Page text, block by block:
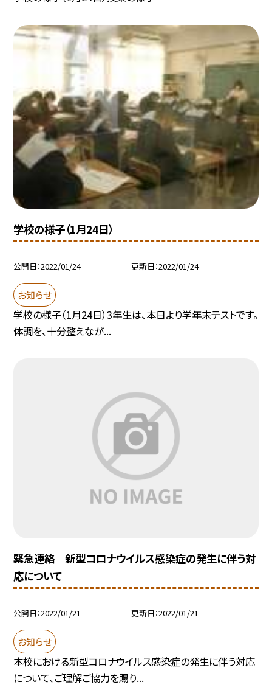
学校の様子（1月24日）
公開日 2022/01/24 更新日 2022/01/24
お知らせ
学校の様子（1月24日）3年生は、本日より学年末テストです。
体調を、十分整えなが...
緊急連絡 新型コロナウイルス感染症の発生に伴う対
応について
公開日 2022/01/21 更新日 2022/01/21
お知らせ
本校における新型コロナウイルス感染症の発生に伴う対応
について、ご理解ご協力を賜り...